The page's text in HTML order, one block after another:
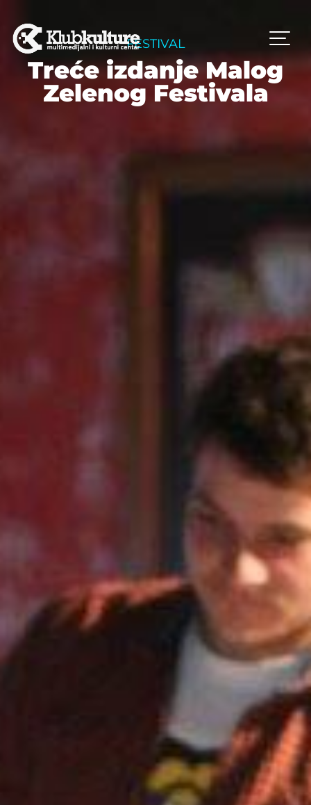
FESTIVAL
Treće izdanje Malog
Zelenog Festivala